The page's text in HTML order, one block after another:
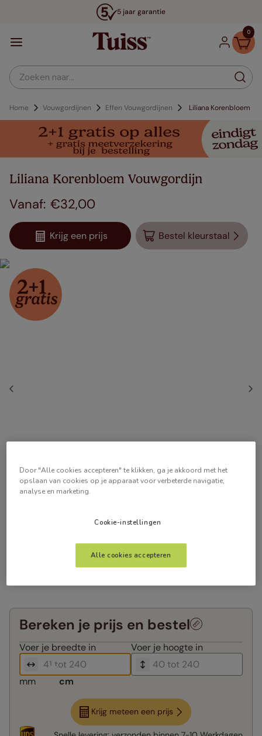
5 jaar garantie
0
Zoeken naar...
Home Vouwgordijnen Effen Vouwgordijnen Liliana Korenbloem
Liliana Korenbloem Vouwgordijn
€32,00
Krijg een prijs Bestel kleurstaal
Bereken je prijs en bestel
Voer je breedte in Voer je hoogte in
mm cm
Krijg meteen een prijs
Door "Alle cookies accepteren" te klikken, ga je akkoord met het
opslaan van cookies op je apparaat voor verbeterde navigatie,
analyse en marketing.
Cookie-instellingen
Alle cookies accepteren